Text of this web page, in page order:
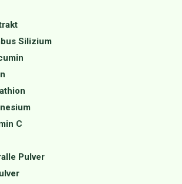
Silizium
C
Pulver